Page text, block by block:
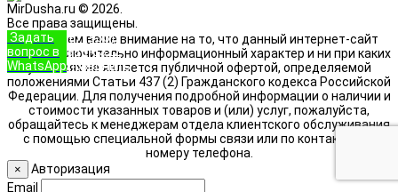
MirDusha.ru © 2026.
Все права защищены.
Обращаем ваше внимание на то, что данный интернет-сайт
носит исключительно информационный характер и ни при каких
условиях не является публичной офертой, определяемой
положениями Статьи 437 (2) Гражданского кодекса Российской
Федерации. Для получения подробной информации о наличии и
стоимости указанных товаров и (или) услуг, пожалуйста,
обращайтесь к менеджерам отдела клиентского обслуживания
с помощью специальной формы связи или по контактному
номеру телефона.
Задать
вопрос в
WhatsApp
+7 (933)
888-8322
Позвонить
×
Авторизация
Email